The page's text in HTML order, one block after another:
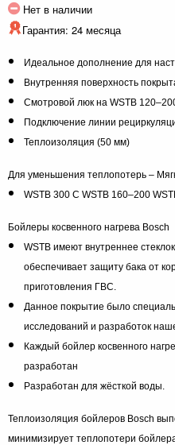
Нет в наличии
Гарантия: 24 месяца
Идеальное дополнение для
Внутренняя поверхность
Смотровой люк на WSTB
Подключение линии
Теплоизоляция (50 мм)
Для уменьшения теплопотерь –
WSTB 300 C WSTB 160–200
Бойлеры косвенного нагрева Bosch
WSTB имеют внутреннее
обеспечивает защиту бака от
приготовления ГВС.
Данное покрытие было
исследований и разработок
Каждый бойлер косвенного
разработан
Разработан для жёсткой воды.
Теплоизоляция бойлеров Bosch
минимизирует теплопотери